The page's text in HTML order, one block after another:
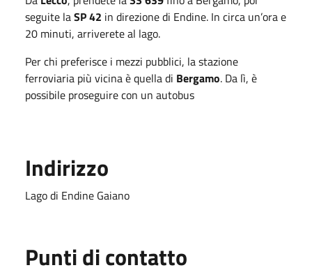
seguite laSP 42 in direzione di Endine. In circa un’ora e
20 minuti, arriverete al lago.
Per chi preferisce i mezzi pubblici, la stazione
ferroviaria più vicina è quella di Bergamo. Da lì, è
possibile proseguire con un autobus
Indirizzo
Lago di Endine Gaiano
Punti di contatto